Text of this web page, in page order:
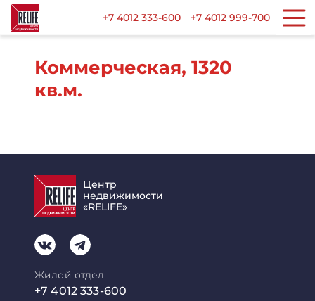
+7 4012 333-600 +7 4012 999-700
Коммерческая, 1320
кв.м.
Центр
недвижимости
«RELIFE»
Жилой отдел
+7 4012 333-600